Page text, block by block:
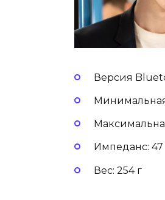
Версия
Минимальная
Импеданс:
Вес: 254 г